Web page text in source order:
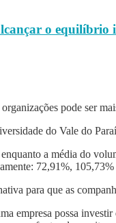
o equilíbrio
pode ser
do Vale do
a média do
72,91%,
para que as
empresa possa